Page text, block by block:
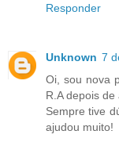
Responder
Unknown 7
Oi, sou nova
R.A depois
Sempre tive
ajudou muito!